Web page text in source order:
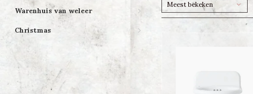
Warenhuis van weleer
Christmas
Meest bekeken